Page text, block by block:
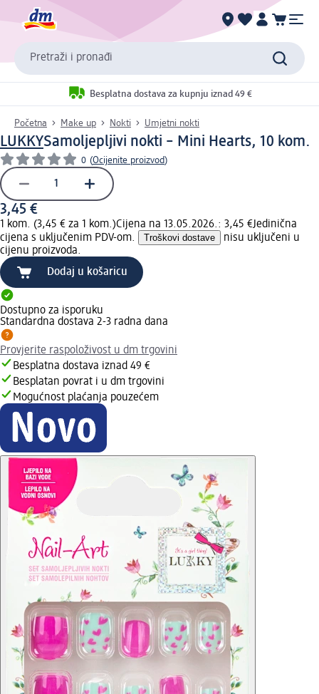
Pretraži i pronađi
Besplatna dostava za kupnju iznad 49 €
Početna Make up Nokti Umjetni nokti
LUKKYSamoljepljivi nokti – Mini Hearts, 10 kom.
0 (Ocijenite proizvod)
3,45 €
1 kom. (3,45 € za 1 kom.)Cijena na 13.05.2026.: 3,45 €Jedinična
cijena s uključenim PDV-om.
Troškovi dostave
nisu uključeni u
cijenu proizvoda.
Dodaj u košaricu
Dostupno za isporuku
Standardna dostava 2-3 radna dana
Provjerite raspoloživost u dm trgovini
Besplatna dostava iznad 49 €
Besplatan povrat i u dm trgovini
Mogućnost plaćanja pouzećem